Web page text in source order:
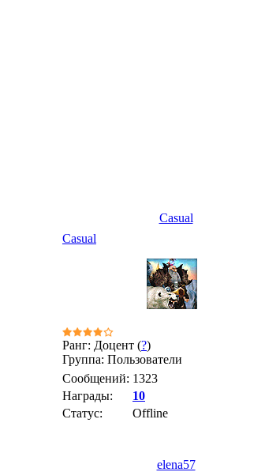
Casual
Casual
Ранг: Доцент (?)
Группа: Пользователи
Сообщений: 1323
Награды:
10
Статус:
Offline
elena57